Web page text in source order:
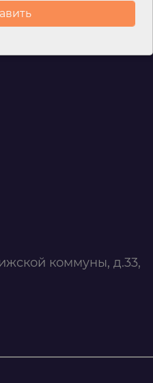
коммуны, д.33,